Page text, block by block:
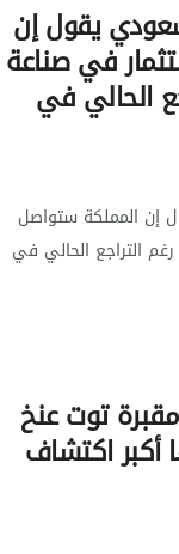
يقول إن
في صناعة
الحالي في
إن المملكة ستواصل
التراجع الحالي في
مقبرة توت عنخ
اكتشاف